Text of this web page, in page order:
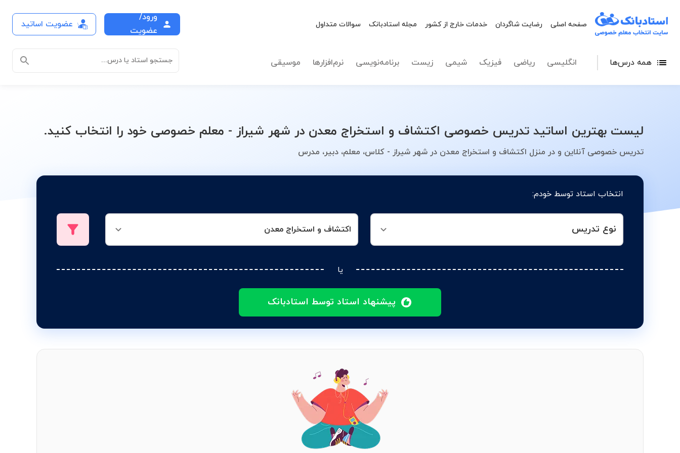
صفحه اصلی رضایت شاگردان خدمات خارج از کشور مجله استادبانک سوالات متداول
ورود/
عضویت
عضویت اساتید
همه درس‌ها انگلیسی ریاضی فیزیک شیمی زیست برنامه‌نویسی نرم‌افزارها موسیقی جستجو استاد یا درس...
لیست بهترین اساتید تدریس خصوصی اکتشاف و استخراج معدن در شهر شیراز - معلم خصوصی خود را انتخاب کنید.
تدریس خصوصی آنلاین و در منزل اکتشاف و استخراج معدن در شهر شیراز - کلاس، معلم، دبیر، مدرس
انتخاب استاد توسط خودم:
نوع تدریس اکتشاف و استخراج معدن
یا
پیشنهاد استاد توسط استادبانک
نوع تدریس اکتشاف و استخراج معدن